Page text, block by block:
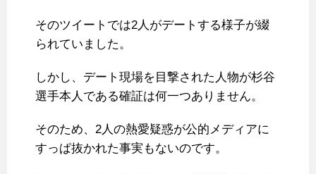
そのツイートでは2人がデートする様子が綴
られていました。
しかし、デート現場を目撃された人物が杉谷
選手本人である確証は何一つありません。
そのため、2人の熱愛疑惑が公的メディアに
すっぱ抜かれた事実もないのです。